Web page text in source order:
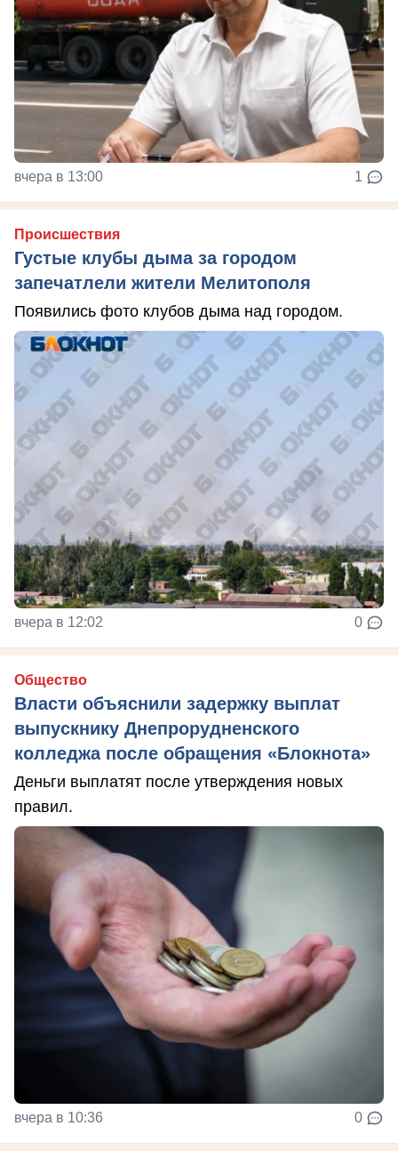
вчера в 13:00 1
Происшествия
Густые клубы дыма за городом
запечатлели жители Мелитополя
Появились фото клубов дыма над городом.
вчера в 12:02 0
Общество
Власти объяснили задержку выплат
выпускнику Днепрорудненского
колледжа после обращения «Блокнота»
Деньги выплатят после утверждения новых
правил.
вчера в 10:36 0